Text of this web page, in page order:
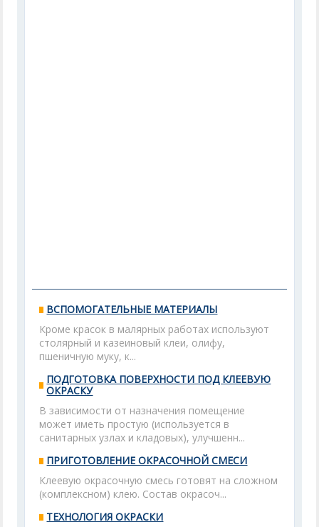
ВСПОМОГАТЕЛЬНЫЕ МАТЕРИАЛЫ
Кроме красок в малярных работах используют
столярный и казеиновый клеи, олифу,
пшеничную муку, к...
ПОДГОТОВКА ПОВЕРХНОСТИ ПОД КЛЕЕВУЮ
ОКРАСКУ
В зависимости от назначения помещение
может иметь простую (используется в
санитарных узлах и кладовых), улучшенн...
ПРИГОТОВЛЕНИЕ ОКРАСОЧНОЙ СМЕСИ
Клеевую окрасочную смесь готовят на сложном
(комплексном) клею. Состав окрасоч...
ТЕХНОЛОГИЯ ОКРАСКИ